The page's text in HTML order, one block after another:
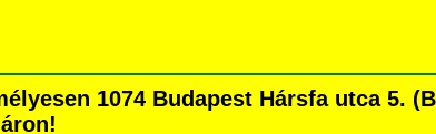
1074 Budapest Hársfa utca 5.